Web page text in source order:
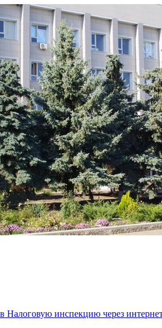
Налоговую инспекцию через